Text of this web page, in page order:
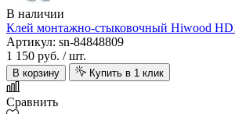
В наличии
Клей монтажно-стыковочный Hiwood
Артикул: sn-84848809
1 150 руб. / шт.
В корзину Купить в 1 клик
Сравнить